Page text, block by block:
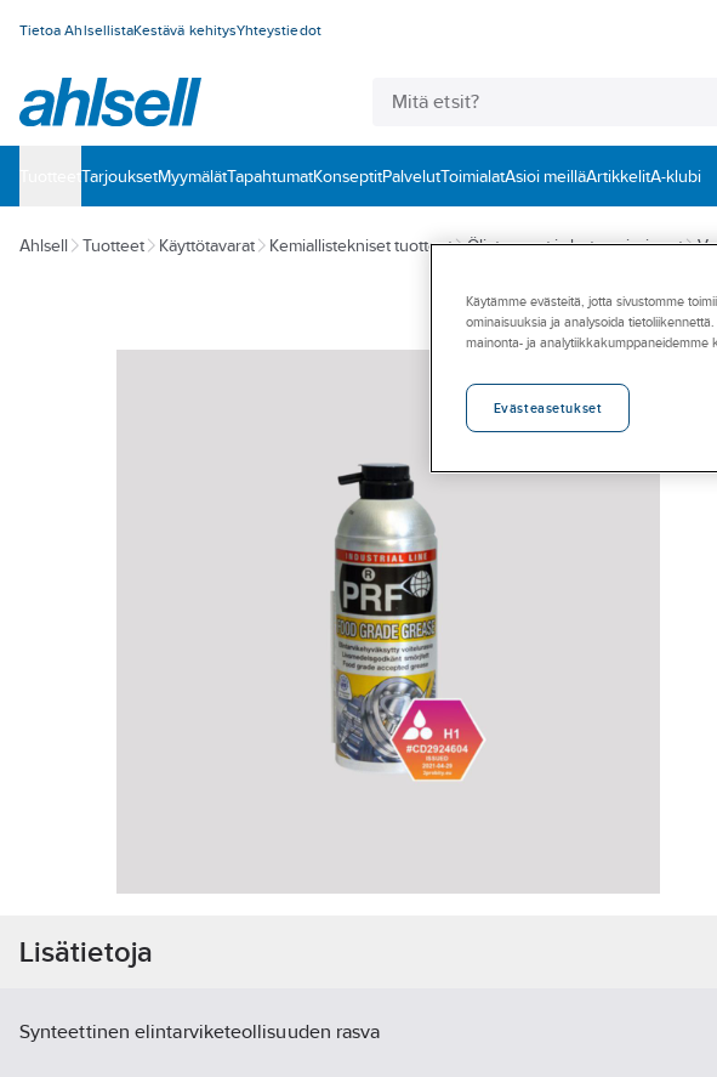
Tietoa AhlsellistaKestävä kehitysYhteystiedot
‎TarjouksetMyymälätTapahtumatKonseptitPalvelutToimialatAsioi meilläArtikkelitA-klubi
Ahlsell Tuotteet Käyttötavarat Kemiallistekniset tuotteet Öljyt, rasvat ja lastuamisaineet
Lisätietoja
Synteettinen elintarviketeollisuuden rasva
Käytämme evästeitä, jotta sivustomme
ominaisuuksia ja analysoida
mainonta- ja analytiikkakumppaneidemme
Evästeasetukset